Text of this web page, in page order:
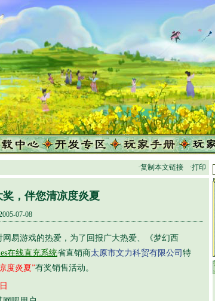
·复制本文链接 ·打印
，伴您清凉度炎夏
07-08
游戏的热爱，为了回报广大热爱、《梦幻西
在线直充系统省直销商太原市文力科贸有限公司 特
度炎夏”有奖销售活动。